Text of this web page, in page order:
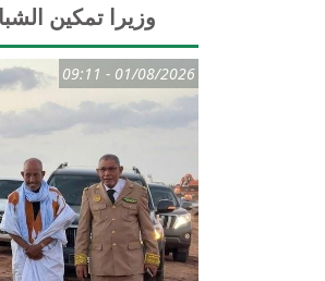
وزيرا تمكين
01/08/2026 - 09:11